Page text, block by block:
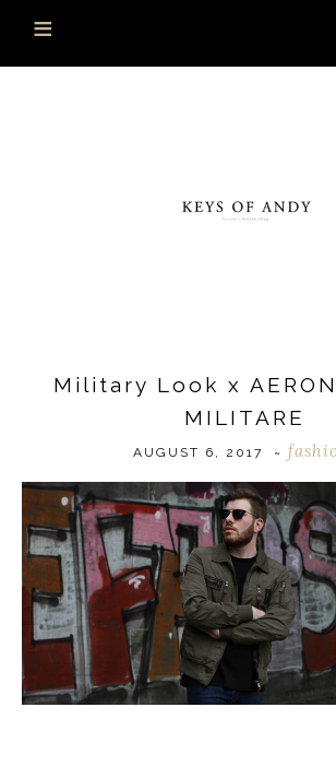
Military Look x
MILITARE
AUGUST 6, 2017 ~